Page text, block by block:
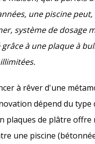
une piscine
système de dosage
à une plaque à
à rêver d'une
dépend du
plaques de plâtre
une piscine